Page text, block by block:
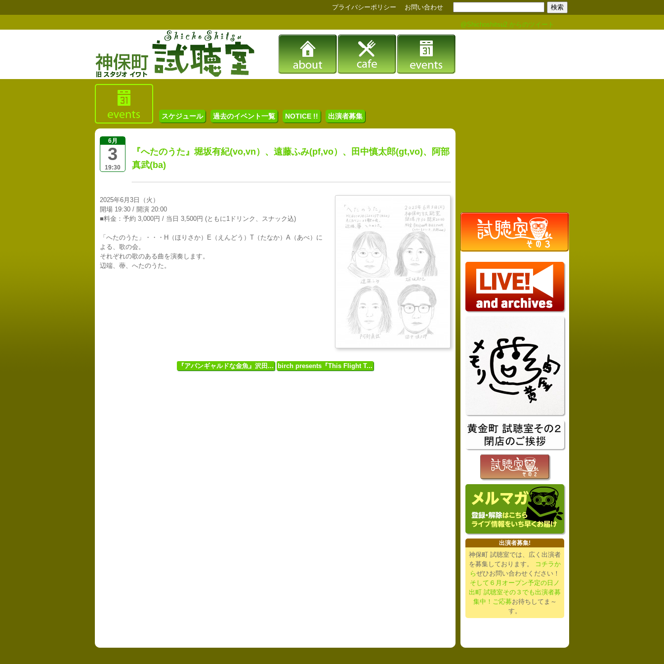
スケジュール 過去のイベント一覧 NOTICE !! 出演者募集
6月
3
19:30
『へたのうた』堀坂有紀(vo,vn）、遠藤ふみ(pf,vo）、田中慎太郎(gt,vo)、阿部
真武(ba)
2025年6月3日（火）
開場 19:30 / 開演 20:00
■料金：予約 3,000円 / 当日 3,500円 (ともに1ドリンク、スナック込)
「へたのうた」・・・H（ほりさか）E（えんどう）T（たなか）A（あべ）に
よる、歌の会。
それぞれの歌のある曲を演奏します。
辺端、蔕、へたのうた。
『アバンギャルドな金魚』沢田... birch presents『This Flight T...
出演者募集!
神保町 試聴室では、広く出演者
を募集しております。
コチラか
らぜひお問い合わせください！
そして６月オープン予定の日ノ
出町 試聴室その３でも出演者募
集中！ご応募お待ちしてま～
す。
@Shichoshitsu2 からのツイート
プライバシーポリシー お問い合わせ